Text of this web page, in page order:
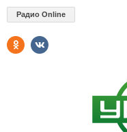
Радио Online